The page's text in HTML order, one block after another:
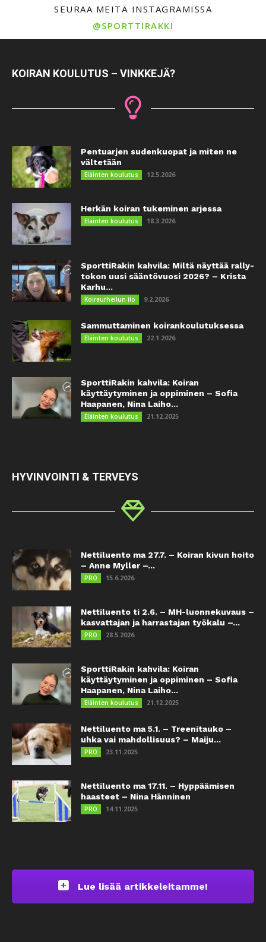
SEURAA MEITÄ INSTAGRAMISSA
@SPORTTIRAKKI
KOIRAN KOULUTUS – VINKKEJÄ?
Pentuarjen sudenkuopat ja miten ne
vältetään
Eläinten koulutus 12.5.2026
Herkän koiran tukeminen arjessa
Eläinten koulutus 18.3.2026
SporttiRakin kahvila: Miltä näyttää rally-
tokon uusi sääntövuosi 2026? – Krista
Karhu...
Koiraurheilun ilo 9.2.2026
Sammuttaminen koirankoulutuksessa
Eläinten koulutus 22.1.2026
SporttiRakin kahvila: Koiran
käyttäytyminen ja oppiminen – Sofia
Haapanen, Nina Laiho...
Eläinten koulutus 21.12.2025
HYVINVOINTI & TERVEYS
Nettiluento ma 27.7. – Koiran kivun hoito
– Anne Myller –...
PRO 15.6.2026
Nettiluento ti 2.6. – MH-luonnekuvaus –
kasvattajan ja harrastajan työkalu –...
PRO 28.5.2026
SporttiRakin kahvila: Koiran
käyttäytyminen ja oppiminen – Sofia
Haapanen, Nina Laiho...
Eläinten koulutus 21.12.2025
Nettiluento ma 5.1. – Treenitauko –
uhka vai mahdollisuus? – Maiju...
PRO 23.11.2025
Nettiluento ma 17.11. – Hyppäämisen
haasteet – Nina Hänninen
PRO 14.11.2025
Lue lisää artikkeleitamme!